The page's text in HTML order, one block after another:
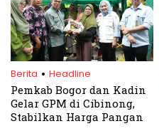
Berita . Headline
Pemkab Bogor dan Kadin
Gelar GPM di Cibinong,
Stabilkan Harga Pangan